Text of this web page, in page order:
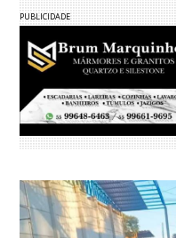
PUBLICIDADE